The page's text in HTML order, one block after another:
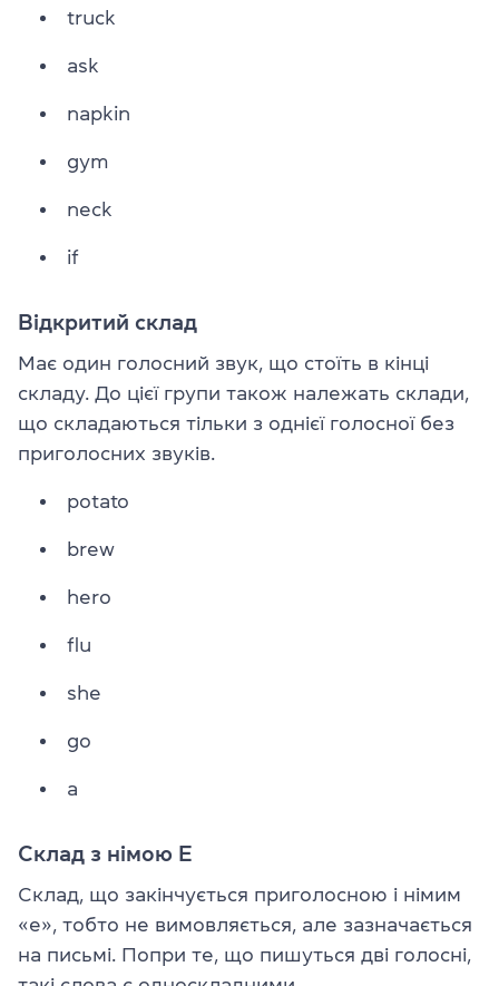
truck
ask
napkin
gym
neck
if
Відкритий склад
Має один голосний звук, що стоїть в кінці
складу. До цієї групи також належать склади,
що складаються тільки з однієї голосної без
приголосних звуків.
potato
brew
hero
flu
she
go
a
Склад з німою E
Склад, що закінчується приголосною і німим
«е», тобто не вимовляється, але зазначається
на письмі. Попри те, що пишуться дві голосні,